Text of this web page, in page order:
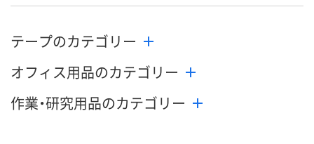
テープのカテゴリー
オフィス用品のカテゴリー
作業・研究用品のカテゴリー